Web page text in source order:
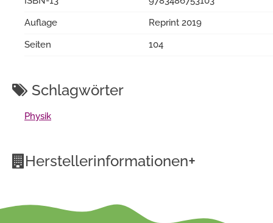
Auflage
Reprint 2019
Seiten
104
Schlagwörter
Physik
Herstellerinformationen+